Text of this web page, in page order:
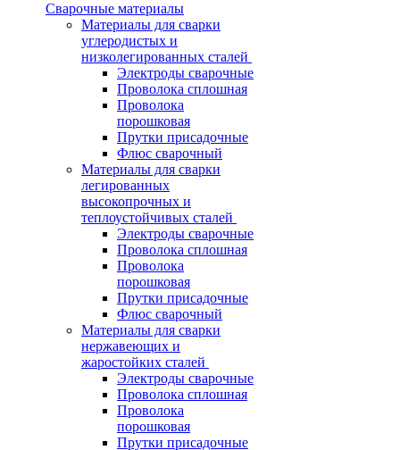
Сварочные материалы
Материалы для сварки
углеродистых и
низколегированных сталей
Электроды сварочные
Проволока сплошная
Проволока
порошковая
Прутки присадочные
Флюс сварочный
Материалы для сварки
легированных
высокопрочных и
теплоустойчивых сталей
Электроды сварочные
Проволока сплошная
Проволока
порошковая
Прутки присадочные
Флюс сварочный
Материалы для сварки
нержавеющих и
жаростойких сталей
Электроды сварочные
Проволока сплошная
Проволока
порошковая
Прутки присадочные